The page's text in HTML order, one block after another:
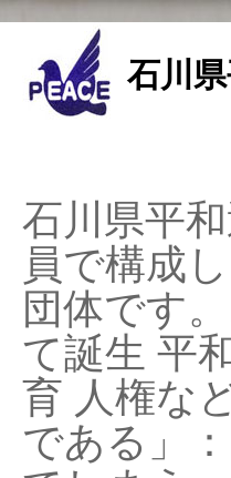
石川
石川県平
員で構成
団体です
て誕生 平
育 人権な
である」